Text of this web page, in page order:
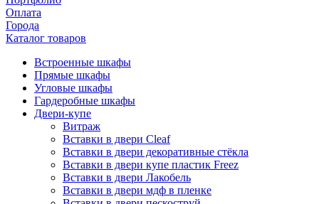
Оплата
Города
Каталог товаров
Встроенные шкафы
Прямые шкафы
Угловые шкафы
Гардеробные шкафы
Двери-купе
Витраж
Вставки в двери Cleaf
Вставки в двери декоративные стёкла
Вставки в двери купе пластик Freez
Вставки в двери Лакобель
Вставки в двери мдф в пленке